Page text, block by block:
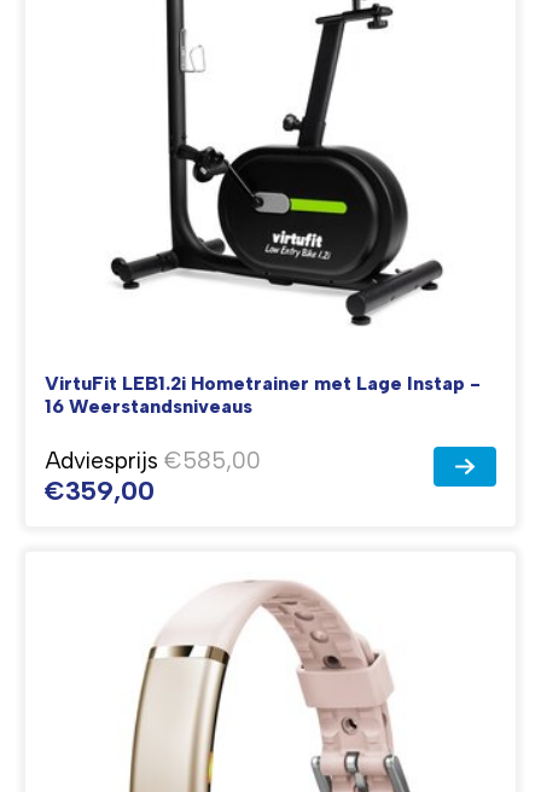
VirtuFit LEB1.2i Hometrainer met Lage Instap -
16 Weerstandsniveaus
Adviesprijs €585,00
€359,00